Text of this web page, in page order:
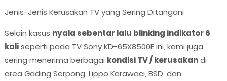
Jenis-Jenis Kerusakan TV yang Sering Ditangani
Selain kasus nyala sebentar lalu blinking indikator 6
kaliseperti pada TV Sony KD-65X8500E ini, kami juga
sering menerima berbagai kondisi TV / kerusakandi
area Gading Serpong, Lippo Karawaci, BSD, dan